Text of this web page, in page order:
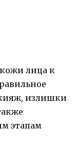
лица к
излишки
этапам